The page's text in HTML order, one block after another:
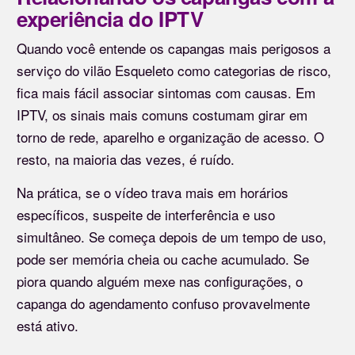
experiência do IPTV
Quando você entende os capangas mais perigosos a
serviço do vilão Esqueleto como categorias de risco,
fica mais fácil associar sintomas com causas. Em
IPTV, os sinais mais comuns costumam girar em
torno de rede, aparelho e organização de acesso. O
resto, na maioria das vezes, é ruído.
Na prática, se o vídeo trava mais em horários
específicos, suspeite de interferência e uso
simultâneo. Se começa depois de um tempo de uso,
pode ser memória cheia ou cache acumulado. Se
piora quando alguém mexe nas configurações, o
capanga do agendamento confuso provavelmente
está ativo.